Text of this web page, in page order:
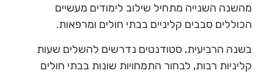
מהשנה השנייה מתחיל שילוב לימודים מעשיים
הכוללים סבבים קליניים בבתי חולים ומרפאות.
בשנה הרביעית, סטודנטים נדרשים להשלים שעות
קליניות רבות, לבחור התמחויות שונות בבתי חולים